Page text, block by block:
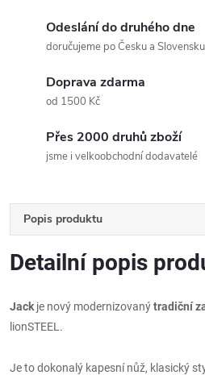
Odeslání do druhého dne
doručujeme po Česku a Slovensku
Doprava zdarma
od 1500 Kč
Přes 2000 druhů zboží
jsme i velkoobchodní dodavatelé
Popis produktu
Detailní popis
Jack je nový modernizovanýtradiční
lionSTEEL.
Je to dokonalý kapesní nůž, klasický